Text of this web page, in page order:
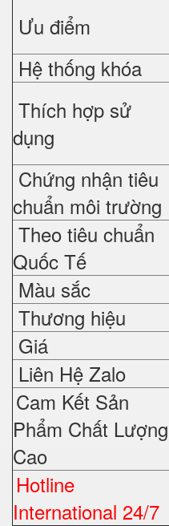
Ưu điểm
Hệ thống khóa
Thích hợp sử
dụng
Chứng nhận tiêu
chuẩn môi trường
Theo tiêu chuẩn
Quốc Tế
Màu sắc
Thương hiệu
Giá
Liên Hệ Zalo
Cam Kết Sản
Phẩm Chất Lượng
Cao
Hotline
International 24/7